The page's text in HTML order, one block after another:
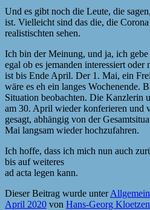
Und es gibt noch die Leute, die
ist. Vielleicht sind das die, die
realistischten sehen.
Ich bin der Meinung, und ja, ich
egal ob es jemanden interessiert
ist bis Ende April. Der 1. Mai, ein
wäre es eh ein langes Wochenende.
Situation beobachten. Die Kanzlerin
am 30. April wieder konferieren und
gesagt, abhängig von der
Mai langsam wieder hochzufahren.
Ich hoffe, dass ich mich nun auch
bis auf weiteres
ad acta legen kann.
Dieser Beitrag wurde unterAllgemein
April 2020 von Hans-Georg Kloetzen